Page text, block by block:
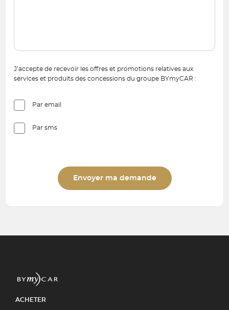
J’accepte de recevoir les offres et promotions relatives aux
services et produits des concessions du groupe BYmyCAR :
Par email
Par sms
Envoyer ma demande
ACHETER